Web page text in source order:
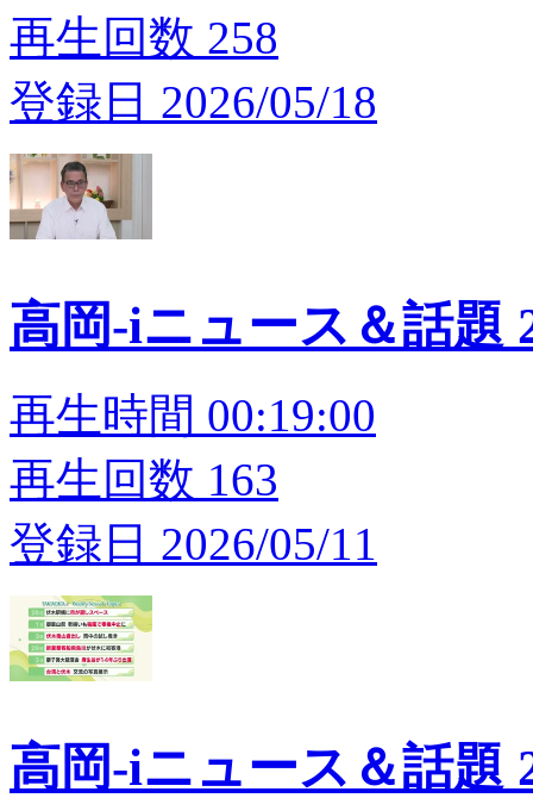
再生回数 258
登録日 2026/05/18
高岡-iニュース＆話題
再生時間 00:19:00
再生回数 163
登録日 2026/05/11
高岡-iニュース＆話題